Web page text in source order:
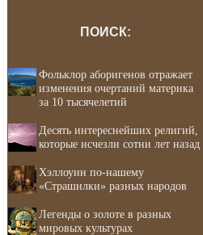
ПОИСК:
Фольклор аборигенов отражает
изменения очертаний материка
за 10 тысячелетий
Десять интереснейших религий,
которые исчезли сотни лет назад
Хэллоуин по-нашему
«Страшилки» разных народов
Легенды о золоте в разных
мировых культурах